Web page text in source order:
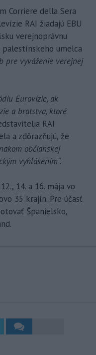
Corriere della Sera
RAI žiadajú EBU
verejnoprávnu
palestínskeho umelca
pre vyváženie verejnej
Eurovízie, ak
a bratstva, ktoré
RAI
a zdôrazňujú, že
občianskej
vyhlásením“.
14. a 16. mája vo
35 krajín. Pre účasť
Španielsko,